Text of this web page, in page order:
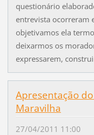
questionário
entrevista ocorreram
objetivamos ela
deixarmos os
expressarem,
Apresentação
Maravilha
27/04/2011 11:00